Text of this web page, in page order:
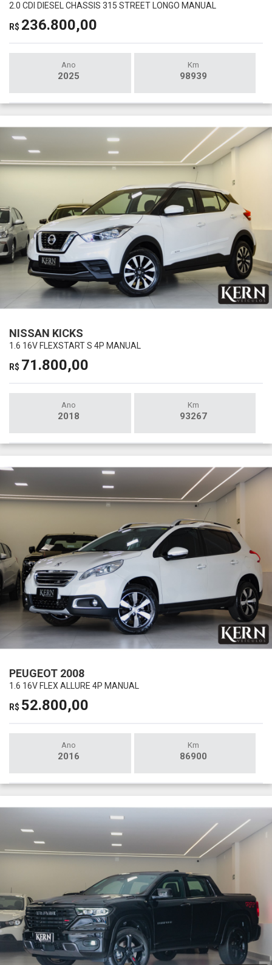
2.0 CDI DIESEL CHASSIS 315 STREET LONGO MANUAL
R$ 236.800,00
Ano
2025
Km
98939
NISSAN KICKS
1.6 16V FLEXSTART S 4P MANUAL
R$ 71.800,00
Ano
2018
Km
93267
PEUGEOT 2008
1.6 16V FLEX ALLURE 4P MANUAL
R$ 52.800,00
Ano
2016
Km
86900